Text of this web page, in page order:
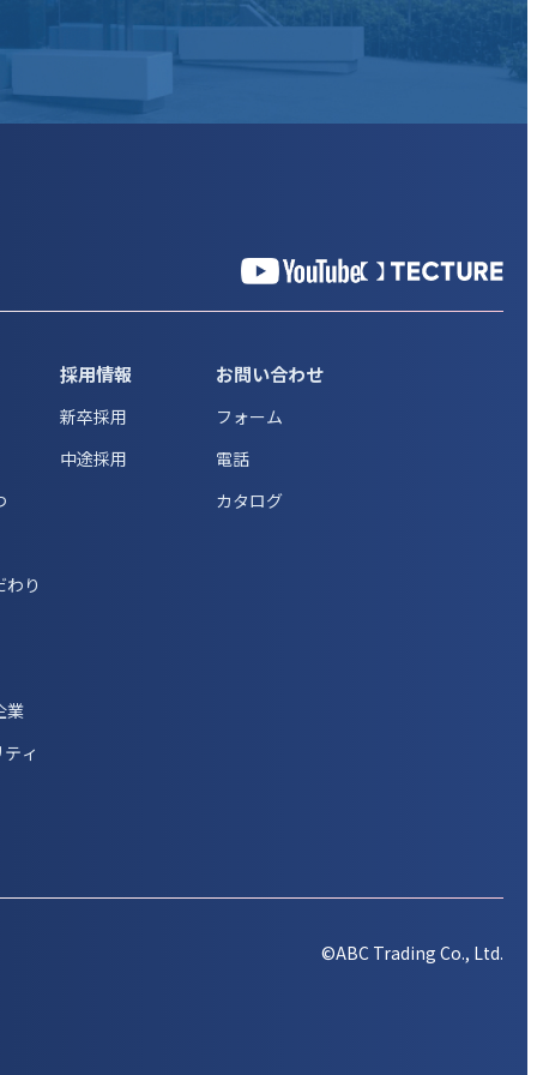
わり
業
ィ
採用情報
新卒採用
中途採用
お問い合わせ
フォーム
電話
カタログ
©ABC Trading Co., Ltd.